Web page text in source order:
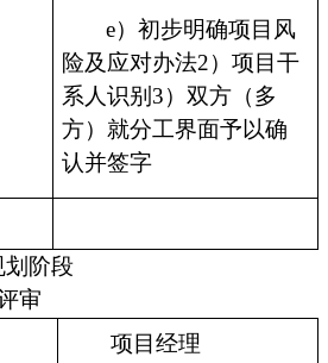
e）初步明确项目风
险及应对办法2）项目干
系人识别3）双方（多
方）就分工界面予以确
认并签字
划阶段
审
项目经理